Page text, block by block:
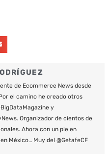
de Ecommerce News desde
el camino he creado otros
y
Organizador de cientos de
Ahora con un pie en
México… Muy del @GetafeCF